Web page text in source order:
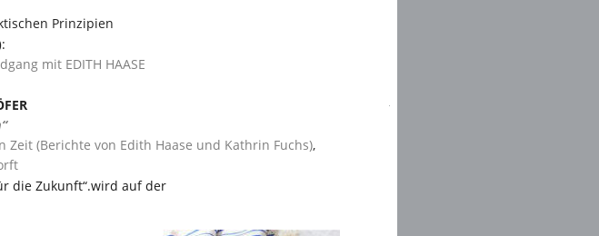
Prinzipien
:
mit EDITH HAASE
Zeit (Berichte von Edith Haase und Kathrin Fuchs),
die Zukunft“.wird auf der